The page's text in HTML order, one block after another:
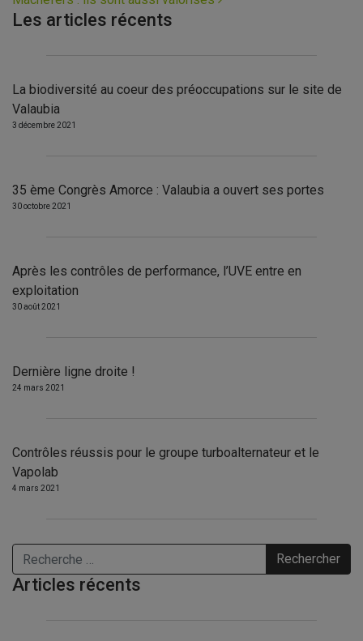
Les articles récents
La biodiversité au coeur des préoccupations sur le site de
Valaubia
3 décembre 2021
35 ème Congrès Amorce : Valaubia a ouvert ses portes
30 octobre 2021
Après les contrôles de performance, l’UVE entre en
exploitation
30 août 2021
Dernière ligne droite !
24 mars 2021
Contrôles réussis pour le groupe turboalternateur et le
Vapolab
4 mars 2021
Rechercher
Articles récents